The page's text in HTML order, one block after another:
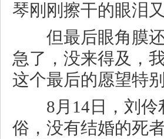
琴刚刚擦干的眼泪
但最后眼角膜还
急了，没来得及，
这个最后的愿望特
8月14日，刘伶
俗，没有结婚的死